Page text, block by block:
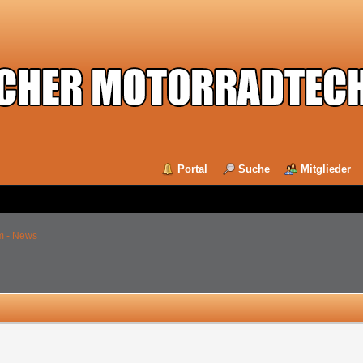
Portal Suche Mitglieder
- News